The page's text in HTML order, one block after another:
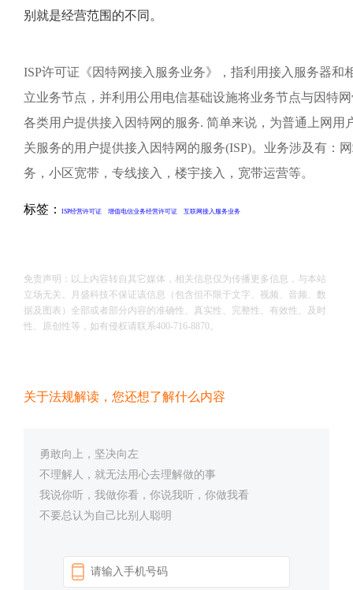
别就是经营范围的不同。
ISP许可证《因特网接入服务业务》，指利用接入服务器和
立业务节点，并利用公用电信基础设施将业务节点与因特
各类用户提供接入因特网的服务. 简单来说，为普通上网用
关服务的用户提供接入因特网的服务(ISP)。业务涉及有：
务，小区宽带，专线接入，楼宇接入，宽带运营等。
标签： ISP经营许可证 增值电信业务经营许可证 互联网接入服务业务
免责声明：以上内容转自其它媒体，相关信息仅为传播更多信息，与本站
立场无关。月盛科技不保证该信息（包含但不限于文字、视频、音频、数
据及图表）全部或者部分内容的准确性、真实性、完整性、有效性、及时
性、原创性等，如有侵权请联系400-716-8870。
关于法规解读，您还想了解什么内容
勇敢向上，坚决向左
不理解人，就无法用心去理解做的事
我说你听，我做你看，你说我听，你做我看
不要总认为自己比别人聪明